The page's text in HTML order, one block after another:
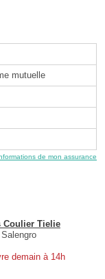
mutuelle
de mon assurance
Coulier Tielie
demain à 14h